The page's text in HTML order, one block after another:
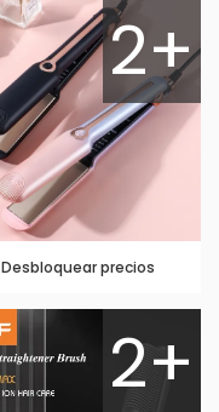
2+
Desbloquear precios
2+